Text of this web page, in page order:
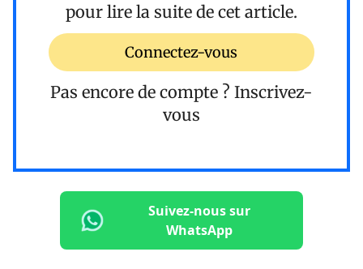
pour lire la suite de cet article.
Connectez-vous
Pas encore de compte ? Inscrivez-
vous
Suivez-nous sur
WhatsApp